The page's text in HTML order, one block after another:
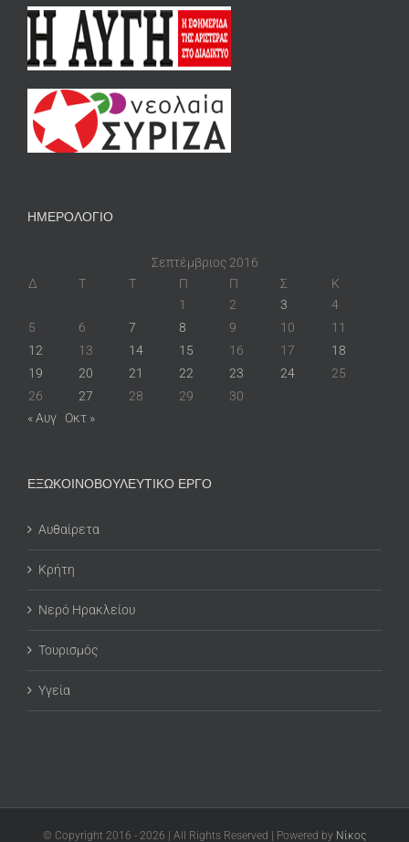
ΗΜΕΡΟΛΟΓΙΟ
Σεπτέμβριος 2016
Δ
Τ Τ Π Π Σ
Κ
1
2 3
4
5
6 7 8 9 10
11
12
13 14 15 16 17
18
19
20 21 22 23 24
25
26
27 28 29
30
« Αυγ
Οκτ »
ΕΞΩΚΟΙΝΟΒΟΥΛΕΥΤΙΚΟ ΕΡΓΟ
Αυθαίρετα
Κρήτη
Νερό Ηρακλείου
Τουρισμός
Υγεία
© Copyright 2016 - 2026 | All Rights Reserved | Powered by Νίκος